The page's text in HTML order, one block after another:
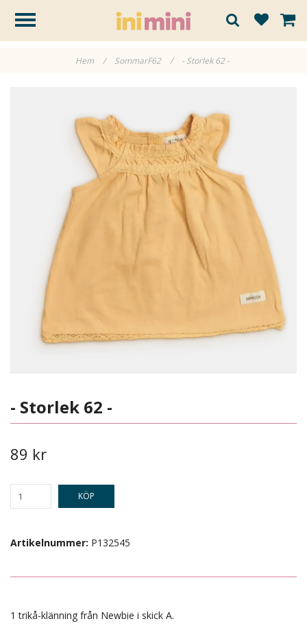
Hem / SommarF62 / - Storlek 62 -
- Storlek 62 -
89 kr
KÖP
Artikelnummer: P132545
1 trikå-klänning från Newbie i skick A.